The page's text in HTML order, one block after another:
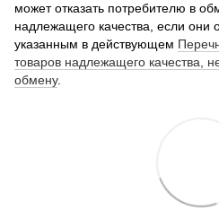
может отказать потребителю в
надлежащего качества, если они
указанным в действующем
товаров надлежащего качества,
обмену.